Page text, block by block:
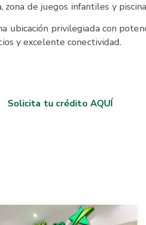
de juegos infantiles y
ubicación privilegiada con
y excelente conectividad.
Solicita tu crédito AQUÍ